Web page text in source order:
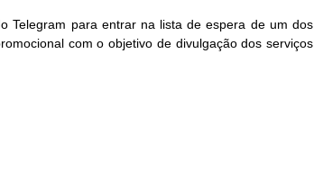
Telegram para entrar na lista de espera de um dos
com o objetivo de divulgação dos serviços